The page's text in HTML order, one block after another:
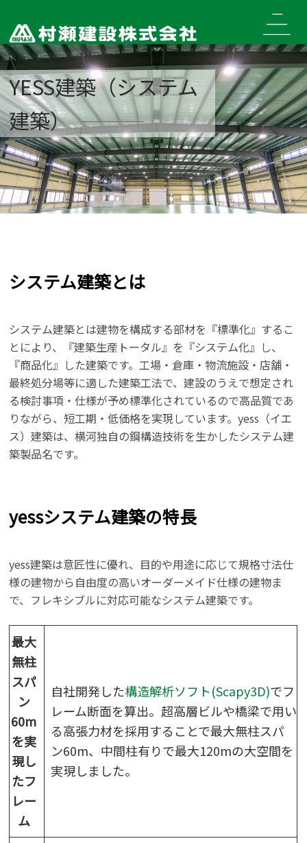
content
YESS建築（システム
建築）
システム建築とは
システム建築とは建物を構成する部材を『標準化』するこ
とにより、『建築生産トータル』を『システム化』し、
『商品化』した建築です。工場・倉庫・物流施設・店舗・
最終処分場等に適した建築工法で、建設のうえで想定され
る検討事項・仕様が予め標準化されているので高品質であ
りながら、短工期・低価格を実現しています。yess（イエ
ス）建築は、横河独自の鋼構造技術を生かしたシステム建
築製品名です。
yessシステム建築の特長
yess建築は意匠性に優れ、目的や用途に応じて規格寸法仕
様の建物から自由度の高いオーダーメイド仕様の建物ま
で、フレキシブルに対応可能なシステム建築です。
最大
無柱
スパ
ン
60m
を実
現し
たフ
レー
ム
自社開発した構造解析ソフト(Scapy3D)でフ
レーム断面を算出。超高層ビルや橋梁で用い
る高張力材を採用することで最大無柱スパ
ン60m、中間柱有りで最大120mの大空間を
実現しました。